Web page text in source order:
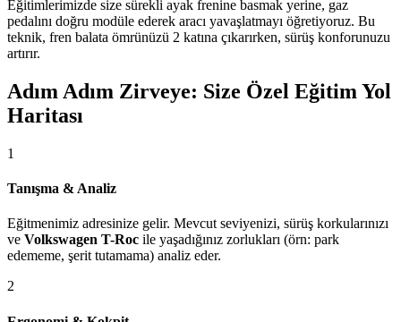
Eğitimlerimizde size sürekli ayak frenine basmak yerine, gaz
pedalını doğru modüle ederek aracı yavaşlatmayı öğretiyoruz. Bu
teknik, fren balata ömrünüzü 2 katına çıkarırken, sürüş konforunuzu
artırır.
Adım Adım Zirveye: Size Özel Eğitim Yol
Haritası
1
Tanışma & Analiz
Eğitmenimiz adresinize gelir. Mevcut seviyenizi, sürüş korkularınızı
ve Volkswagen T-Roc ile yaşadığınız zorlukları (örn: park
edememe, şerit tutamama) analiz eder.
2